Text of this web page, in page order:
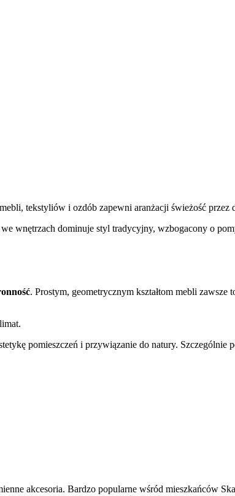
tekstyliów i ozdób zapewni aranżacji świeżość przez
wnętrzach dominuje styl tradycyjny, wzbogacony o
. Prostym, geometrycznym kształtom mebli zawsze
pomieszczeń i przywiązanie do natury. Szczególnie
akcesoria. Bardzo popularne wśród mieszkańców